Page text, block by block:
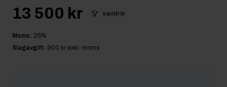
13 500 kr sandrix
Moms: 25%
Slagavgift: 900 kr exkl. moms